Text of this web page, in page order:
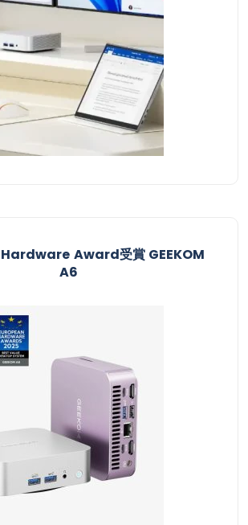
Award受賞​ GEEKOM
A6